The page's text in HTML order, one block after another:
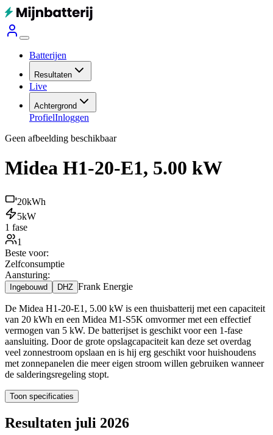
Batterijen
Resultaten
Live
Achtergrond
ProfielInloggen
Geen afbeelding beschikbaar
Midea H1-20-E1, 5.00 kW
20kWh
5kW
1 fase
1
Beste voor:
Zelfconsumptie
Aansturing:
Ingebouwd DHZ Frank Energie
De Midea H1-20-E1, 5.00 kW is een thuisbatterij met een capaciteit
van 20 kWh en een Midea M1-S5K omvormer met een effectief
vermogen van 5 kW. De batterijset is geschikt voor een 1-fase
aansluiting. Door de grote opslagcapaciteit kan deze set overdag
veel zonnestroom opslaan en is hij erg geschikt voor huishoudens
met zonnepanelen die meer eigen stroom willen gebruiken wanneer
de salderingsregeling stopt.
Toon specificaties
Resultaten juli 2026